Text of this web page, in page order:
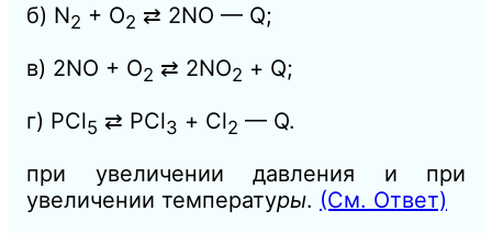
б) N2 + O2 ⇄ 2NO — Q;
в) 2NO + О2 ⇄ 2NО2 + Q;
г) РСl5 ⇄ РСl3 + Сl2 — Q.
при увеличении давления и при
увеличении температуры. (См. Ответ)